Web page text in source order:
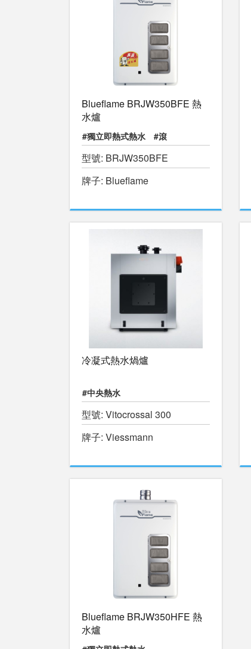
Blueflame BRJW350BFE 熱
水爐
#獨立即熱式熱水 #滾
型號: BRJW350BFE
牌子: Blueflame
冷凝式熱水煱爐
#中央熱水
型號: Vitocrossal 300
牌子: Viessmann
Blueflame BRJW350HFE 熱
水爐